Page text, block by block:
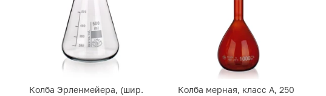
Колба Эрленмейера, (шир.
Колба мерная, класс А, 250